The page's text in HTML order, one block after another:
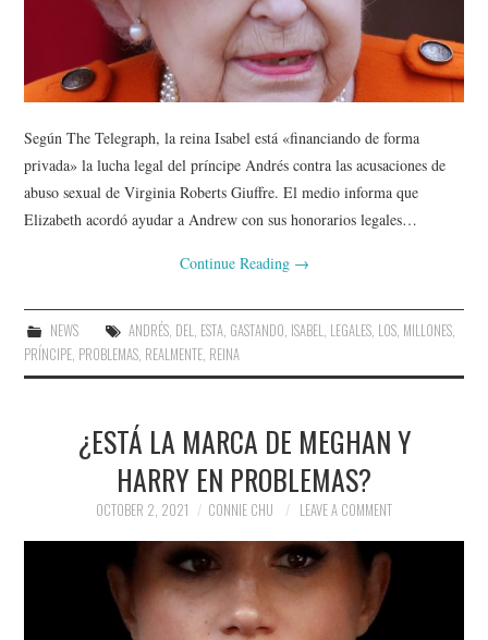
Según The Telegraph, la reina Isabel está «financiando de forma
privada» la lucha legal del príncipe Andrés contra las acusaciones de
abuso sexual de Virginia Roberts Giuffre. El medio informa que
Elizabeth acordó ayudar a Andrew con sus honorarios legales…
Continue Reading →
NEWS ANDRÉS, DEL, ESTA, GASTANDO, ISABEL, LEGALES, LOS, MILLONES,
PRÍNCIPE, PROBLEMAS, REALMENTE, REINA
¿ESTÁ LA MARCA DE MEGHAN Y
HARRY EN PROBLEMAS?
OCTOBER 2, 2021 CONNIE CHU LEAVE A COMMENT